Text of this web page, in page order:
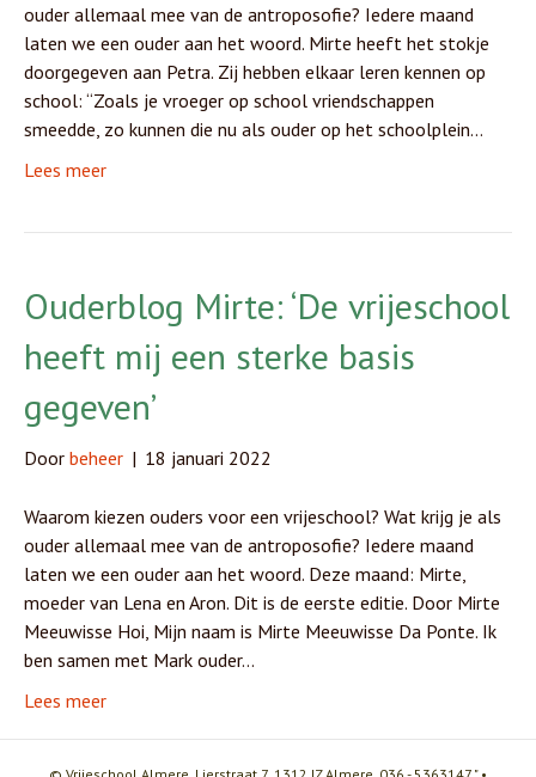
ouder allemaal mee van de antroposofie? Iedere maand
laten we een ouder aan het woord. Mirte heeft het stokje
doorgegeven aan Petra. Zij hebben elkaar leren kennen op
school: “Zoals je vroeger op school vriendschappen
smeedde, zo kunnen die nu als ouder op het schoolplein…
Lees meer
Ouderblog Mirte: ‘De vrijeschool
heeft mij een sterke basis
gegeven’
Door beheer | 18 januari 2022
Waarom kiezen ouders voor een vrijeschool? Wat krijg je als
ouder allemaal mee van de antroposofie? Iedere maand
laten we een ouder aan het woord. Deze maand: Mirte,
moeder van Lena en Aron. Dit is de eerste editie. Door Mirte
Meeuwisse Hoi, Mijn naam is Mirte Meeuwisse Da Ponte. Ik
ben samen met Mark ouder…
Lees meer